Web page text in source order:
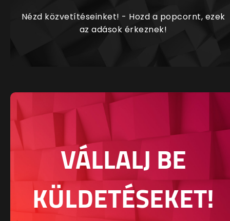
Nézd közvetítéseinket! - Hozd a popcornt, ezek
az adások érkeznek!
VÁLLALJ BE
KÜLDETÉSEKET!